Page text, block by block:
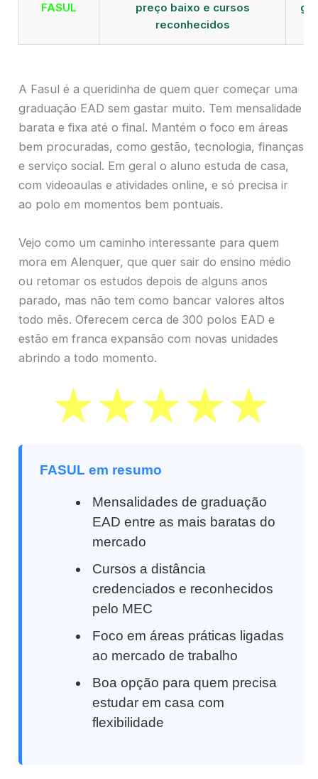
FASUL
preço baixo e cursos
reconhecidos
A Fasul é a queridinha de quem quer começar uma
graduação EAD sem gastar muito. Tem mensalidade
barata e fixa até o final. Mantém o foco em áreas
bem procuradas, como gestão, tecnologia, finanças
e serviço social. Em geral o aluno estuda de casa,
com videoaulas e atividades online, e só precisa ir
ao polo em momentos bem pontuais.
Vejo como um caminho interessante para quem
mora em Alenquer, que quer sair do ensino médio
ou retomar os estudos depois de alguns anos
parado, mas não tem como bancar valores altos
todo mês. Oferecem cerca de 300 polos EAD e
estão em franca expansão com novas unidades
abrindo a todo momento.
FASUL em resumo
Mensalidades de graduação
EAD entre as mais baratas do
mercado
Cursos a distância
credenciados e reconhecidos
pelo MEC
Foco em áreas práticas ligadas
ao mercado de trabalho
Boa opção para quem precisa
estudar em casa com
flexibilidade